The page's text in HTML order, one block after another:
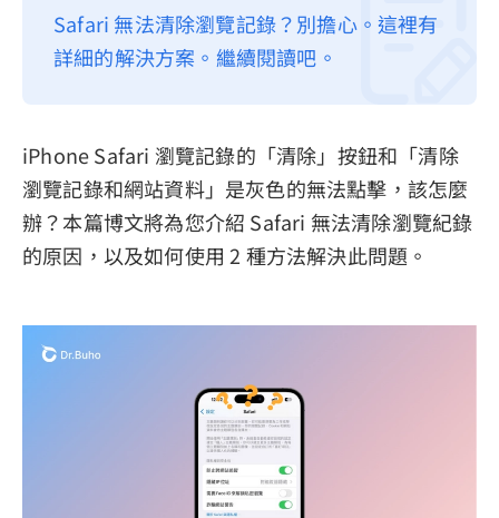
關於我們
聯絡我們
Safari 無法清除瀏覽記錄？別擔心。這裡有
詳細的解決方案。繼續閱讀吧。
iPhone Safari 瀏覽記錄的「清除」按鈕和「清除
瀏覽記錄和網站資料」是灰色的無法點擊，該怎麼
辦？本篇博文將為您介紹 Safari 無法清除瀏覽紀錄
的原因，以及如何使用 2 種方法解決此問題。